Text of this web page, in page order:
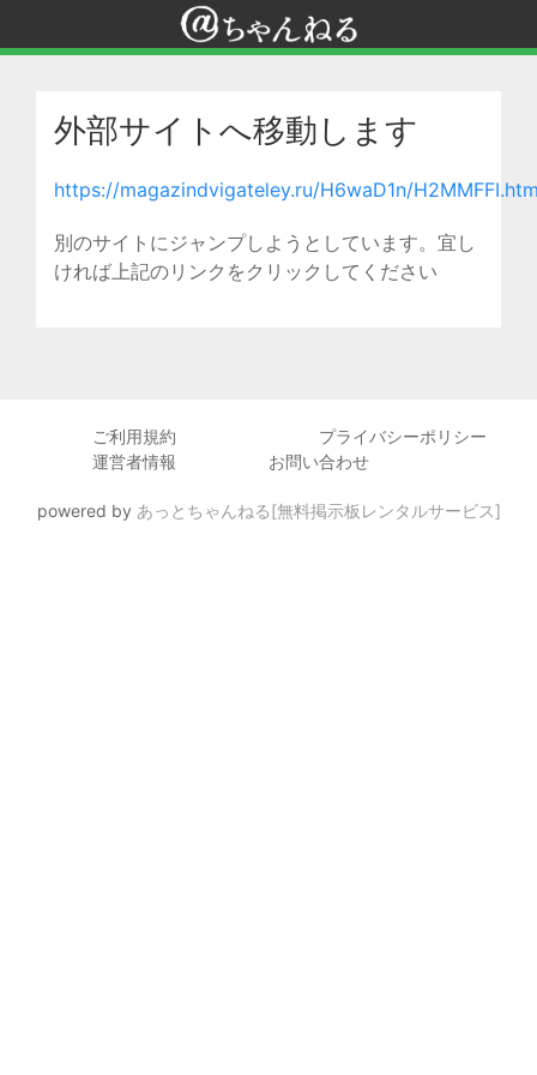
外部サイトへ移動します
https://magazindvigateley.ru/H6waD1n/
別のサイトにジャンプしようとしています。宜し
ければ上記のリンクをクリックしてください
ご利用規約
プライバシーポリシー
運営者情報
お問い合わせ
powered by あっとちゃんねる[無料掲示板レンタルサービス]